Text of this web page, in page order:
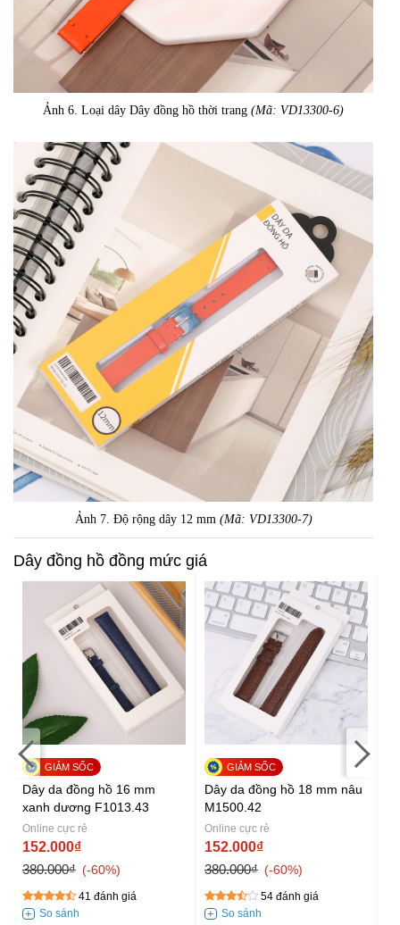
Ảnh 6. Loại dây Dây đồng hồ thời trang (Mã: VD13300-6)
Ảnh 7. Độ rộng dây 12 mm (Mã: VD13300-7)
Dây đồng hồ đồng mức giá
Dây da đồng hồ 16 mm
xanh dương F1013.43
Online cực rẻ
152.000₫
380.000₫
-60%
41 đánh giá
Dây da đồng hồ 18 mm nâu
M1500.42
Online cực rẻ
152.000₫
380.000₫
-60%
54 đánh giá